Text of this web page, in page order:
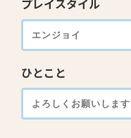
プレイスタイル
ひとこと